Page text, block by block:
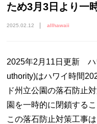
ため3月3日より一
2025.02.12 allhawaii
2025年2月11日更新 ハ
uthority)はハワイ時間
ド州立公園の落石防止
園を一時的に閉鎖する
この落石防止対策工事